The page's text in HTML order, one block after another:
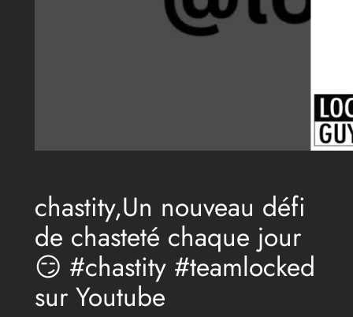
chastity,Un nouveau défi
de chasteté chaque jour
😏 #chastity #teamlocked
sur Youtube